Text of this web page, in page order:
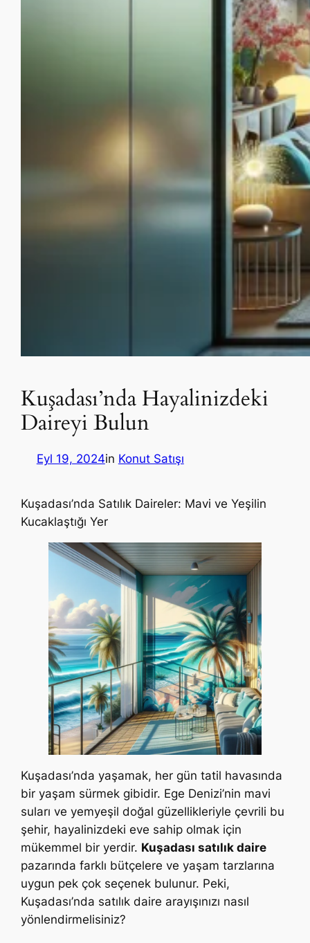
Kuşadası’nda Hayalinizdeki
Daireyi Bulun
Eyl 19, 2024in Konut Satışı
Kuşadası’nda Satılık Daireler: Mavi ve Yeşilin
Kucaklaştığı Yer
Kuşadası’nda yaşamak, her gün tatil havasında
bir yaşam sürmek gibidir. Ege Denizi’nin mavi
suları ve yemyeşil doğal güzellikleriyle çevrili bu
şehir, hayalinizdeki eve sahip olmak için
mükemmel bir yerdir. Kuşadası satılık daire
pazarında farklı bütçelere ve yaşam tarzlarına
uygun pek çok seçenek bulunur. Peki,
Kuşadası’nda satılık daire arayışınızı nasıl
yönlendirmelisiniz?